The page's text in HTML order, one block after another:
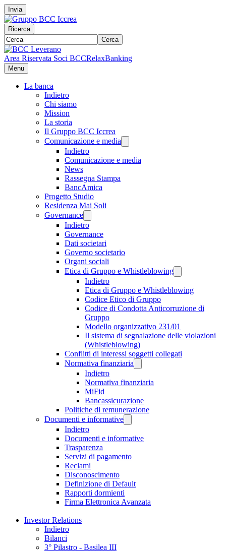
Invia
Ricerca
Cerca
Area Riservata Soci BCCRelaxBanking
Menu
La banca
Indietro
Chi siamo
Mission
La storia
Il Gruppo BCC Iccrea
Comunicazione e media
Indietro
Comunicazione e media
News
Rassegna Stampa
BancAmica
Progetto Studio
Residenza Mai Soli
Governance
Indietro
Governance
Dati societari
Governo societario
Organi sociali
Etica di Gruppo e Whistleblowing
Indietro
Etica di Gruppo e Whistleblowing
Codice Etico di Gruppo
Codice di Condotta Anticorruzione di
Gruppo
Modello organizzativo 231/01
Il sistema di segnalazione delle violazioni
(Whistleblowing)
Conflitti di interessi soggetti collegati
Normativa finanziaria
Indietro
Normativa finanziaria
MiFid
Bancassicurazione
Politiche di remunerazione
Documenti e informative
Indietro
Documenti e informative
Trasparenza
Servizi di pagamento
Reclami
Disconoscimento
Definizione di Default
Rapporti dormienti
Firma Elettronica Avanzata
Investor Relations
Indietro
Bilanci
3° Pilastro - Basilea III